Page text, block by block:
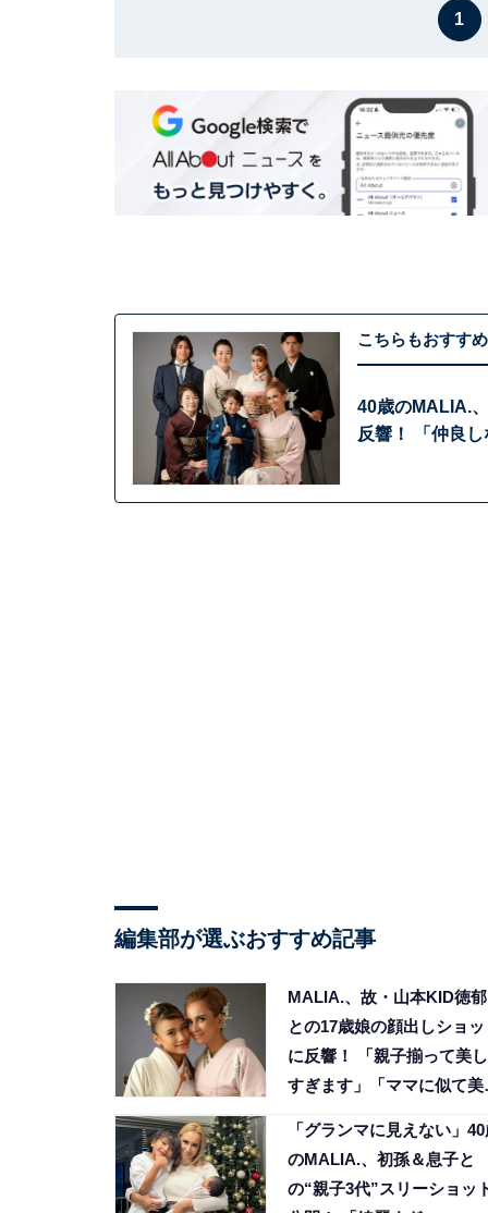
1
こちらもおすすめ
40歳のMALIA.
反響！ 「仲良
編集部が選ぶおすすめ記事
MALIA.、故・山本KID徳郁
との17歳娘の顔出しショッ
に反響！ 「親子揃って美し
すぎます」「ママに似て美
「グランマに見えない」
のMALIA.、初孫＆息子と
の“親子3代”スリーショッ